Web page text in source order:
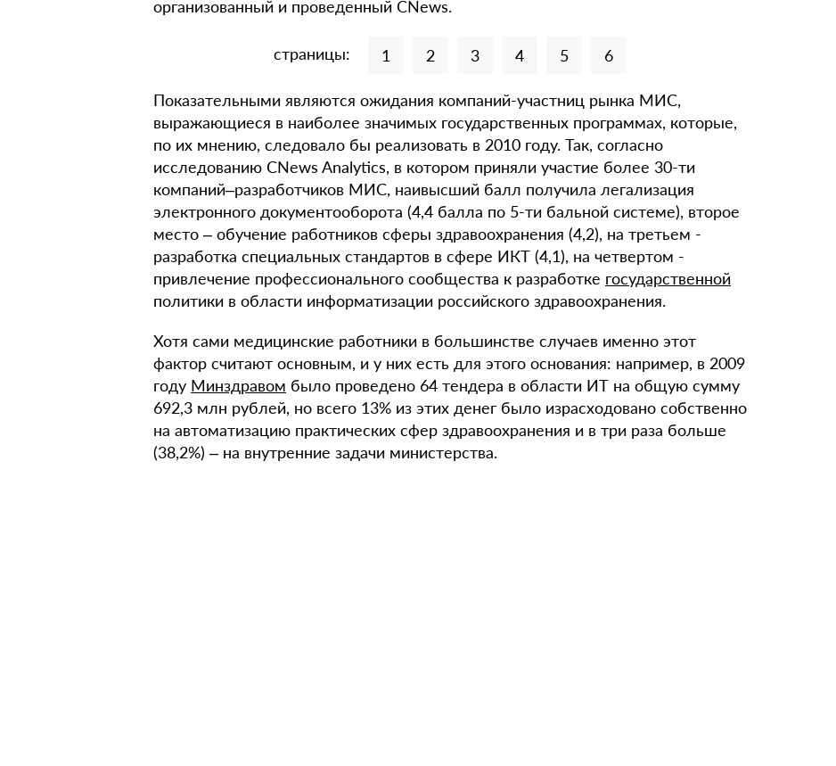
организованный и проведенный CNews.
страницы: 1 2 3 4 5 6
Показательными являются ожидания компаний-участниц рынка МИС,
выражающиеся в наиболее значимых государственных программах, которые,
по их мнению, следовало бы реализовать в 2010 году. Так, согласно
исследованию CNews Analytics, в котором приняли участие более 30-ти
компаний–разработчиков МИС, наивысший балл получила легализация
электронного документооборота (4,4 балла по 5-ти бальной системе), второе
место – обучение работников сферы здравоохранения (4,2), на третьем -
разработка специальных стандартов в сфере ИКТ (4,1), на четвертом -
привлечение профессионального сообщества к разработке государственной
политики в области информатизации российского здравоохранения.
Хотя сами медицинские работники в большинстве случаев именно этот
фактор считают основным, и у них есть для этого основания: например, в 2009
году Минздравом было проведено 64 тендера в области ИТ на общую сумму
692,3 млн рублей, но всего 13% из этих денег было израсходовано собственно
на автоматизацию практических сфер здравоохранения и в три раза больше
(38,2%) – на внутренние задачи министерства.